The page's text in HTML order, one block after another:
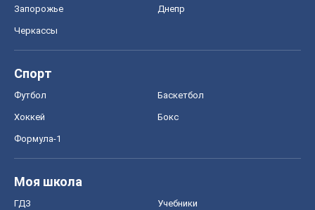
Запорожье Днепр
Черкассы
Спорт
Футбол Баскетбол
Хоккей Бокс
Формула-1
Моя школа
ГДЗ Учебники